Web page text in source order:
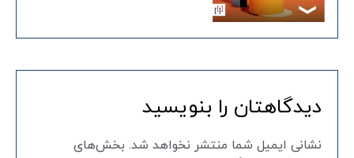
دیدگاهتان را بنویسید
نشانی ایمیل شما منتشر نخواهد شد. بخش‌های